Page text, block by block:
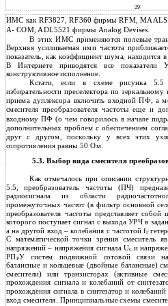
29
ИМС как RF3827, RF360 фирмы RFM,
А- COM, ADL5521 фирмы Analog Devises.
В этих ИМС применяются полевые
Верхняя усиливаемая ими частота
показатель, как коэффициент шума, находится
В Интернете приводятся все
конструктивное исполнение.
Кстати, если в схеме рисунка 5.5
избирательности преселектора по
приема дуплексора включить входной ПФ, а
смесителя преобразователя частоты еще и
входному ПФ (о чем говорилось в начале
дополнительных проблем с обеспечением
друг с другом, поскольку у всех этих
сопротивления равны 50 Ом.
5.3. Выбор вида смесителя
Как отмечалось при описании
5.5, преобразователь частоты (ПЧ)
радиосигнала из области
промежуточных частот (в фильтр основной
преобразователя частоты представляет
которого поступает сигнал с выхода УРЧ в
а на другой вход – колебания с частотой fГ
С математической точки зрения смеситель
напряжений – напряжения сигнала UСи
РПРУ систем подвижной сотовой связи
балансные и кольцевые (двойные балансные)
смесители) или транзисторах (активные
прохождения сигнала и колебаний от
прохождения сигнала в синтезатор и
вход смесителя. Принципиальные схемы